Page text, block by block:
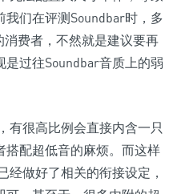
们在评测Soundbar时，多
消费者，不然就是建议要再
过往Soundbar音质上的弱
有很高比例会直接内含一只
搭配超低音的麻烦。而这样
经做好了相关的衔接设定，